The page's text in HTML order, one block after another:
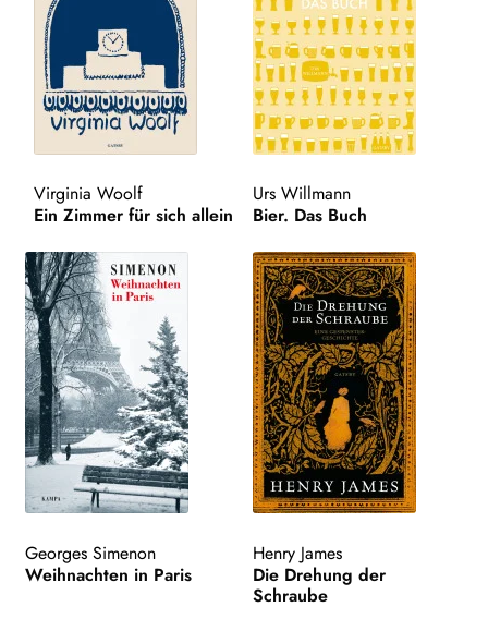
WEITERE VERLAGE
Search:
Virginia Woolf
Ein Zimmer für sich allein
Urs Willmann
Bier. Das Buch
Georges Simenon
Weihnachten in Paris
Henry James
Die Drehung der
Schraube